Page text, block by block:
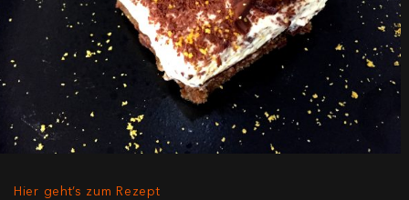
Hier geht’s zum Rezept